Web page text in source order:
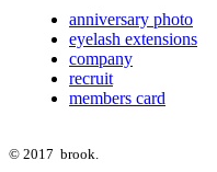
anniversary photo
eyelash extensions
company
recruit
members card
© 2017 brook.